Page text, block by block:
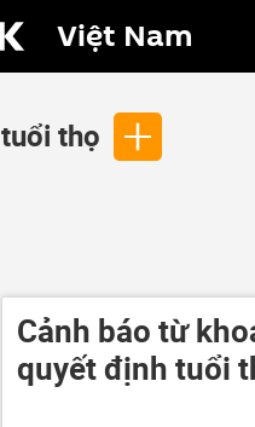
Việt Nam
tuổi thọ
Cảnh báo từ
quyết định tuổi